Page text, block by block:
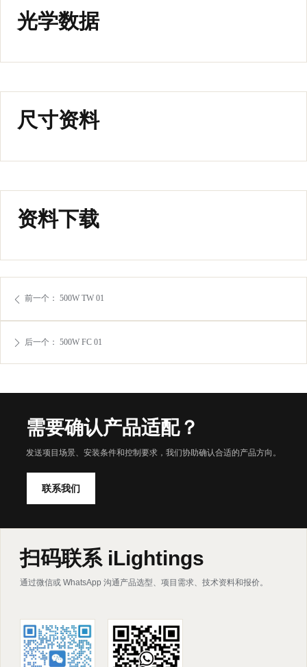
光学数据
尺寸资料
资料下载
ꄴ 前一个： 500W TW 01
ꄲ 后一个： 500W FC 01
需要确认产品适配？
发送项目场景、安装条件和控制要求，我们协助确认合适的产品方向。
联系我们
扫码联系 iLightings
通过微信或 WhatsApp 沟通产品选型、项目需求、技术资料和报价。